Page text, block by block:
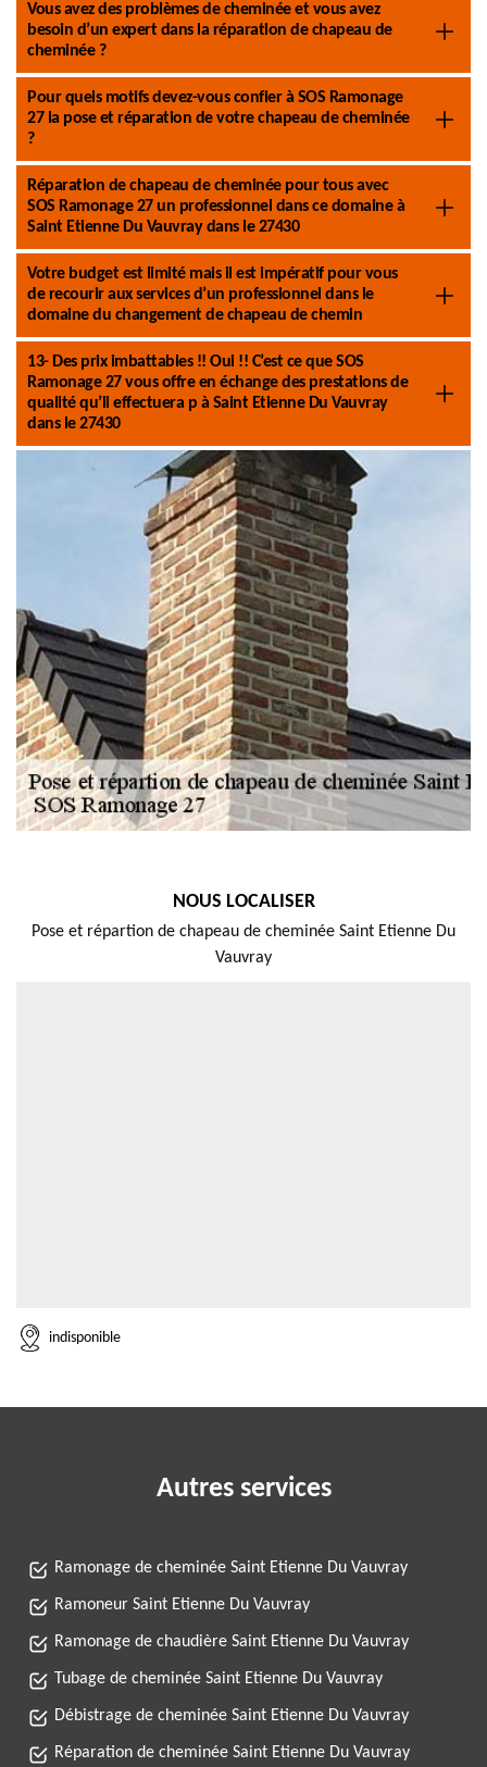
Vous avez des problèmes de cheminée et vous avez
besoin d’un expert dans la réparation de chapeau de
cheminée ?
Pour quels motifs devez-vous confier à SOS Ramonage
27 la pose et réparation de votre chapeau de cheminée
?
Réparation de chapeau de cheminée pour tous avec
SOS Ramonage 27 un professionnel dans ce domaine à
Saint Etienne Du Vauvray dans le 27430
Votre budget est limité mais il est impératif pour vous
de recourir aux services d’un professionnel dans le
domaine du changement de chapeau de chemin
13- Des prix imbattables !! Oui !! C’est ce que SOS
Ramonage 27 vous offre en échange des prestations de
qualité qu’il effectuera p à Saint Etienne Du Vauvray
dans le 27430
NOUS LOCALISER
Pose et répartion de chapeau de cheminée Saint Etienne Du
Vauvray
indisponible
Autres services
Ramonage de cheminée Saint Etienne Du Vauvray
Ramoneur Saint Etienne Du Vauvray
Ramonage de chaudière Saint Etienne Du Vauvray
Tubage de cheminée Saint Etienne Du Vauvray
Débistrage de cheminée Saint Etienne Du Vauvray
Réparation de cheminée Saint Etienne Du Vauvray